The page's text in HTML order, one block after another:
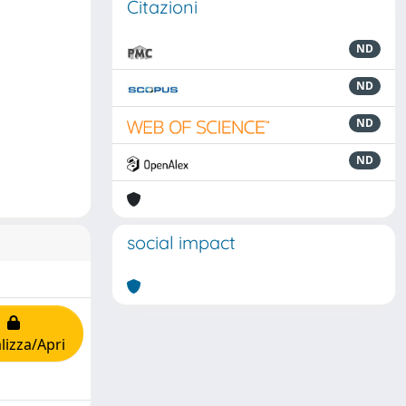
Apri
Citazioni
ND
ND
ND
ND
social impact